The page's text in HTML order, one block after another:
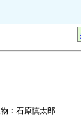
：石原慎太郎